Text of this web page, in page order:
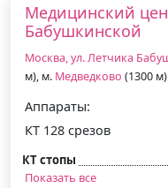
Медицинский
Бабушкинской
Москва, ул. Летчика
м), м. Медведково (1300 м)
Аппараты:
КТ 128 срезов
КТ стопы
Показать все